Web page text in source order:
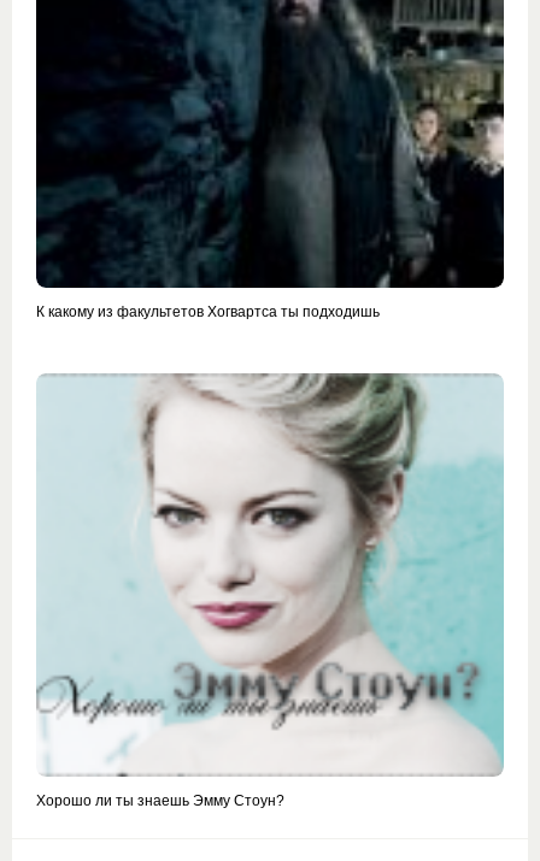
К какому из факультетов Хогвартса ты подходишь
Хорошо ли ты знаешь Эмму Стоун?